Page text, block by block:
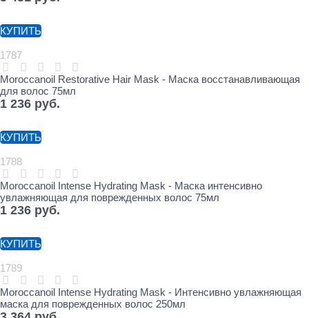
КУПИТЬ
1787
Moroccanoil Restorative Hair Mask - Маска восстанавливающая
для волос 75мл
1 236 руб.
КУПИТЬ
1788
Moroccanoil Intense Hydrating Mask - Маска интенсивно
увлажняющая для поврежденных волос 75мл
1 236 руб.
КУПИТЬ
1789
Moroccanoil Intense Hydrating Mask - Интенсивно увлажняющая
маска для поврежденных волос 250мл